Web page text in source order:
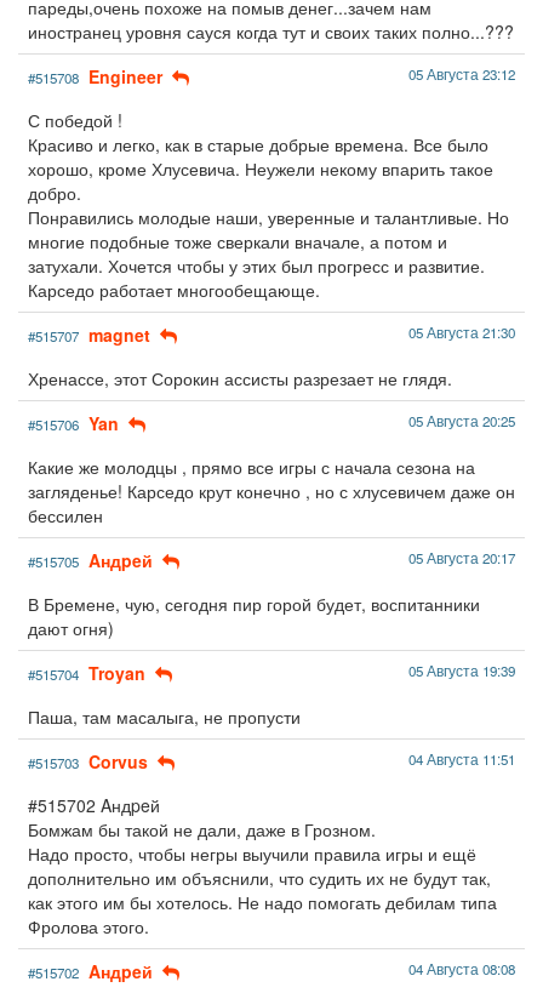
пареды,очень похоже на помыв денег...зачем нам
иностранец уровня сауся когда тут и своих таких полно...???
#515708 Engineer 05 Августа 23:12
С победой !
Красиво и легко, как в старые добрые времена. Все было
хорошо, кроме Хлусевича. Неужели некому впарить такое
добро.
Понравились молодые наши, уверенные и талантливые. Но
многие подобные тоже сверкали вначале, а потом и
затухали. Хочется чтобы у этих был прогресс и развитие.
Карседо работает многообещающе.
#515707 magnet 05 Августа 21:30
Хренассе, этот Сорокин ассисты разрезает не глядя.
#515706 Yan 05 Августа 20:25
Какие же молодцы , прямо все игры с начала сезона на
загляденье! Карседо крут конечно , но с хлусевичем даже он
бессилен
#515705 Aндpeй 05 Августа 20:17
В Бремене, чую, сегодня пир горой будет, воспитанники
дают огня)
#515704 Troyan 05 Августа 19:39
Паша, там масалыга, не пропусти
#515703 Corvus 04 Августа 11:51
#515702 Aндpeй
Бомжам бы такой не дали, даже в Грозном.
Надо просто, чтобы негры выучили правила игры и ещё
дополнительно им объяснили, что судить их не будут так,
как этого им бы хотелось. Не надо помогать дебилам типа
Фролова этого.
#515702 Aндpeй 04 Августа 08:08